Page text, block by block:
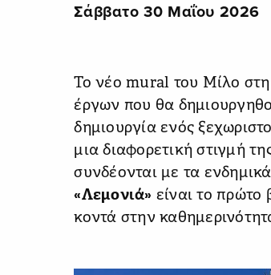
Σάββατο 30 Μαΐου 2026
Το νέο mural του Μίλο στη
έργων που θα
δημιουργία ενός
μια διαφορετική στιγμή
συνδέονται με τα
«Λεμονιά» είναι το πρώτο
κοντά στην